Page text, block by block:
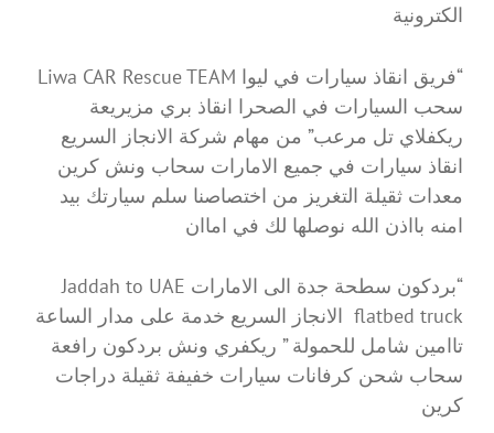
الكترونية
“فريق انقاذ سيارات في ليوا Liwa CAR Rescue TEAM
سحب السيارات في الصحرا انقاذ بري مزيريعة
ريكفلاي تل مرعب” من مهام شركة الانجاز السريع
انقاذ سيارات في جميع الامارات سحاب ونش كرين
معدات ثقيلة التغريز من اختصاصنا سلم سيارتك بيد
امنه بااذن الله نوصلها لك في اماان
“بردكون سطحة جدة الى الامارات Jaddah to UAE
flatbed truck الانجاز السريع خدمة على مدار الساعة
تاامين شامل للحمولة ” ريكفري ونش بردكون رافعة
سحاب شحن كرفانات سيارات خفيفة ثقيلة دراجات
كرين